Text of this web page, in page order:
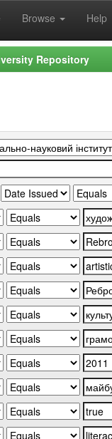
Browse Help
Repository